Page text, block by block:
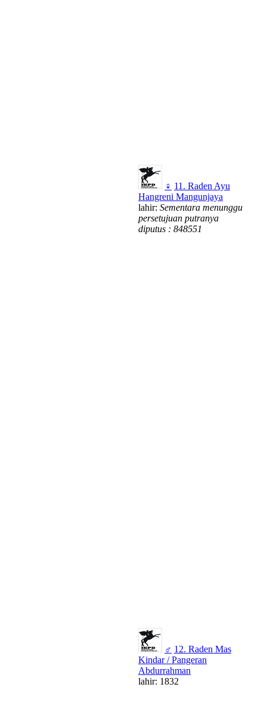
♀ 11. Raden Ayu
Hangreni Mangunjaya
lahir: Sementara menunggu
persetujuan putranya
diputus : 848551
♂ 12. Raden Mas
Kindar / Pangeran
Abdurrahman
lahir: 1832